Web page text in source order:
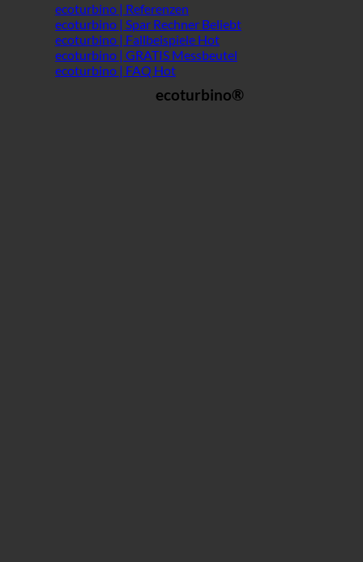
ecoturbino | Referenzen
ecoturbino | Spar Rechner
ecoturbino | Fallbeispiele
ecoturbino | GRATIS Messbeutel
ecoturbino | FAQ
ecoturbino®